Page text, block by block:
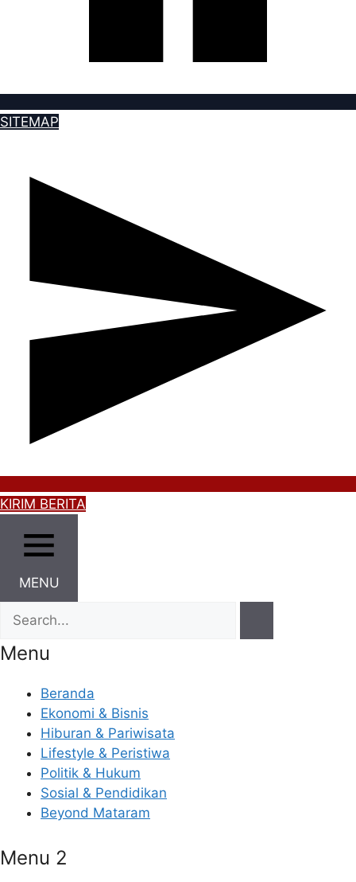
SITEMAP
KIRIM BERITA
MENU
Menu
Beranda
Ekonomi & Bisnis
Hiburan & Pariwisata
Lifestyle & Peristiwa
Politik & Hukum
Sosial & Pendidikan
Beyond Mataram
Menu 2